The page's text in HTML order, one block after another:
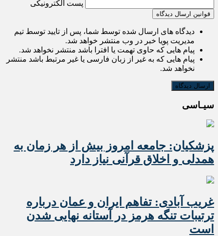
پست الکترونیکی
قوانین ارسال دیدگاه
دیدگاه های ارسال شده توسط شما، پس از تایید توسط تیم
مدیریت پویا خبر در وب منتشر خواهد شد.
پیام هایی که حاوی تهمت یا افترا باشد منتشر نخواهد شد.
پیام هایی که به غیر از زبان فارسی یا غیر مرتبط باشد منتشر
نخواهد شد.
سیـاسی
پزشکیان: جامعه امروز بیش از هر زمان به
همدلی و اخلاق قرآنی نیاز دارد
غریب آبادی: تفاهم ایران و عمان درباره
ترتیبات تنگه هرمز در آستانه نهایی شدن
است